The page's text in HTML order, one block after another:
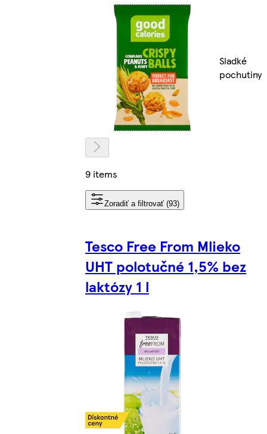
Sladké
pochutiny
9 items
Zoradiť a filtrovať (93)
Tesco Free From Mlieko
UHT polotučné 1,5% bez
laktózy 1 l